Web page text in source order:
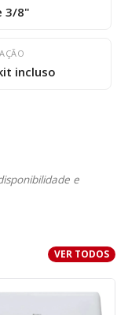
3/8"
incluso
e
VER TODOS